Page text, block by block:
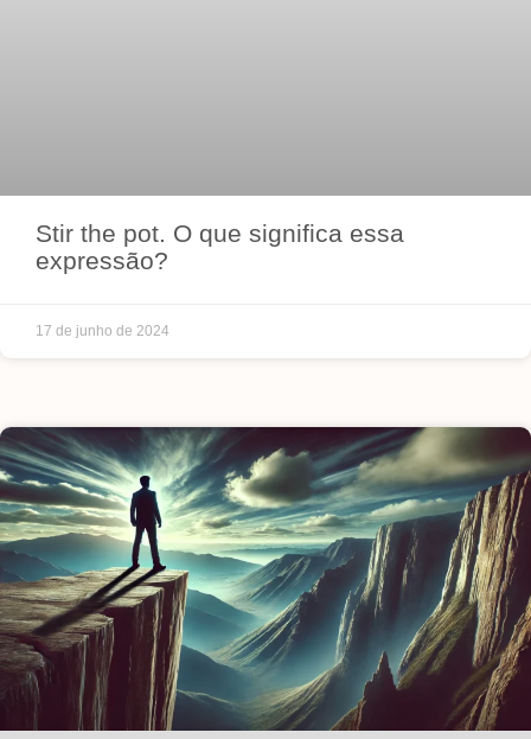
Stir the pot. O que significa essa
expressão?
17 de junho de 2024